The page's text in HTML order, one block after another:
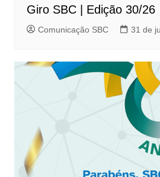
Giro SBC | Edição 30/26
Comunicação SBC 31 de